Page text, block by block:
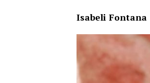
Isabeli Fontana